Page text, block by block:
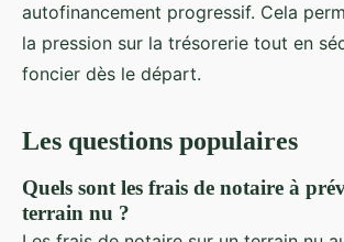
autofinancement progressif. Cela
la pression sur la trésorerie tout en
foncier dès le départ.
Les questions populaires
Quels sont les frais de notaire à
terrain nu ?